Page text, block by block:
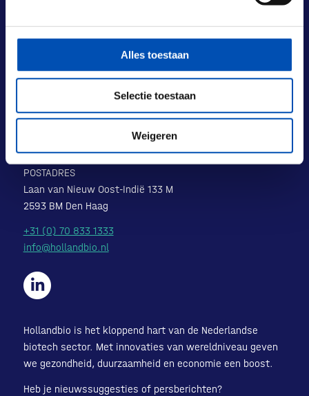
Alles toestaan
Selectie toestaan
Weigeren
BEZOEKADRES
Laan van Nieuw Oost-Indië 131-133
POSTADRES
Laan van Nieuw Oost-Indië 133 M
2593 BM Den Haag
+31 (0) 70 833 1333
info@hollandbio.nl
Hollandbio is het kloppend hart van de Nederlandse
biotech sector. Met innovaties van wereldniveau geven
we gezondheid, duurzaamheid en economie een boost.
Heb je nieuwssuggesties of persberichten?